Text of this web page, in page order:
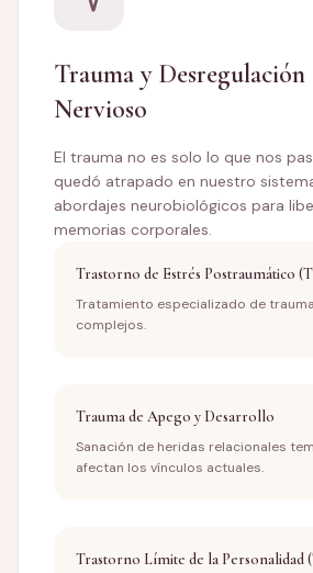
Trauma y Desregulación
Nervioso
El trauma no es solo lo que nos
quedó atrapado en nuestro
abordajes neurobiológicos para
memorias corporales.
Trastorno de Estrés Postraumático
Tratamiento especializado de
complejos.
Trauma de Apego y Desarrollo
Sanación de heridas relacionales
afectan los vínculos actuales.
Trastorno Límite de la Personalidad